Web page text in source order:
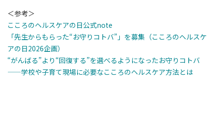
＜参考＞
こころのヘルスケアの日公式note
「先生からもらった“お守りコトバ”」を募集（こころのヘルスケ
アの日2026企画）
“がんばる”より“回復する”を選べるようになったお守りコトバ
——学校や子育て現場に必要なこころのヘルスケア方法とは